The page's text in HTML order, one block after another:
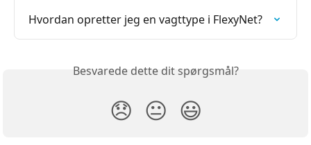
Hvordan opretter jeg en vagttype i FlexyNet?
Besvarede dette dit spørgsmål?
😞 😐 😃